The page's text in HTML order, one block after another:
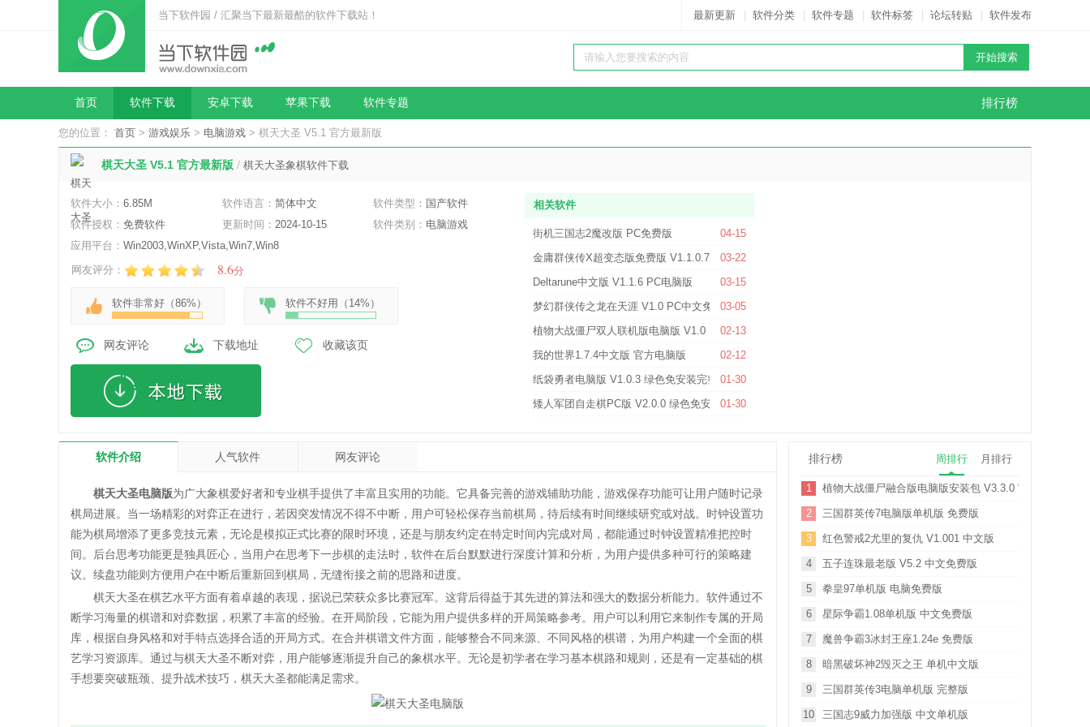
当下软件园 / 汇聚当下最新最酷的软件下载站！ 最新更新 软件分类 软件专题 软件标签 论坛转贴 软件发布
排行榜
首页 软件下载 安卓下载 苹果下载 软件专题
您的位置： 首页 > 游戏娱乐 > 电脑游戏 > 棋天大圣 V5.1 官方最新版
棋天大圣 V5.1 官方最新版 / 棋天大圣象棋软件下载
软件大小： 6.85M 软件语言： 简体中文 软件类型： 国产软件
软件授权： 免费软件 更新时间： 2024-10-15 软件类别： 电脑游戏
应用平台： Win2003,WinXP,Vista,Win7,Win8
网友评分：
8.6分
软件非常好（86% ） 软件不好用（ 14% ）
网友评论 下载地址 收藏该页
相关软件
04-15
街机三国志2魔改版 PC免费版
03-22
金庸群侠传X超变态版免费版 V1.1.0.7 PC版
03-15
Deltarune中文版 V1.1.6 PC电脑版
03-05
梦幻群侠传之龙在天涯 V1.0 PC中文免费版
02-13
植物大战僵尸双人联机版电脑版 V1.0 PS3版
02-12
我的世界1.7.4中文版 官方电脑版
01-30
纸袋勇者电脑版 V1.0.3 绿色免安装完整版
01-30
矮人军团自走棋PC版 V2.0.0 绿色免安装版
软件介绍 人气软件 网友评论
棋天大圣电脑版为广大象棋爱好者和专业棋手提供了丰富且实用的功能。它具备完善的游戏辅助功能，游戏保存功能可让用户随时记录
棋局进展。当一场精彩的对弈正在进行，若因突发情况不得不中断，用户可轻松保存当前棋局，待后续有时间继续研究或对战。时钟设置功
能为棋局增添了更多竞技元素，无论是模拟正式比赛的限时环境，还是与朋友约定在特定时间内完成对局，都能通过时钟设置精准把控时
间。后台思考功能更是独具匠心，当用户在思考下一步棋的走法时，软件在后台默默进行深度计算和分析，为用户提供多种可行的策略建
议。续盘功能则方便用户在中断后重新回到棋局，无缝衔接之前的思路和进度。
棋天大圣在棋艺水平方面有着卓越的表现，据说已荣获众多比赛冠军。这背后得益于其先进的算法和强大的数据分析能力。软件通过不
断学习海量的棋谱和对弈数据，积累了丰富的经验。在开局阶段，它能为用户提供多样的开局策略参考。用户可以利用它来制作专属的开局
库，根据自身风格和对手特点选择合适的开局方式。在合并棋谱文件方面，能够整合不同来源、不同风格的棋谱，为用户构建一个全面的棋
艺学习资源库。通过与棋天大圣不断对弈，用户能够逐渐提升自己的象棋水平。无论是初学者在学习基本棋路和规则，还是有一定基础的棋
手想要突破瓶颈、提升战术技巧，棋天大圣都能满足需求。
排行榜 周排行 月排行
1 植物大战僵尸融合版电脑版安装包 V3.3.0 官方正版
2 三国群英传7电脑版单机版 免费版
3 红色警戒2尤里的复仇 V1.001 中文版
4 五子连珠最老版 V5.2 中文免费版
5 拳皇97单机版 电脑免费版
6 星际争霸1.08单机版 中文免费版
7 魔兽争霸3冰封王座1.24e 免费版
8 暗黑破坏神2毁灭之王 单机中文版
9 三国群英传3电脑单机版 完整版
10 三国志9威力加强版 中文单机版